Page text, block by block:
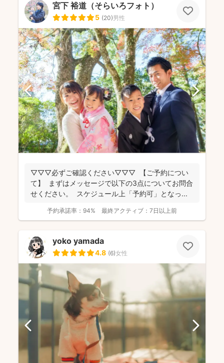
宮下 裕道（そらいろフォト）
5 (20)男性
▽▽▽必ずご確認ください▽▽▽ 【ご予約につい
て】 まずはメッセージで以下の3点についてお問合
せください。 スケジュール上「予約可」となっ...
予約承諾率： 94% 最終アクティブ： 7日以上前
yoko yamada
4.8 (6)女性